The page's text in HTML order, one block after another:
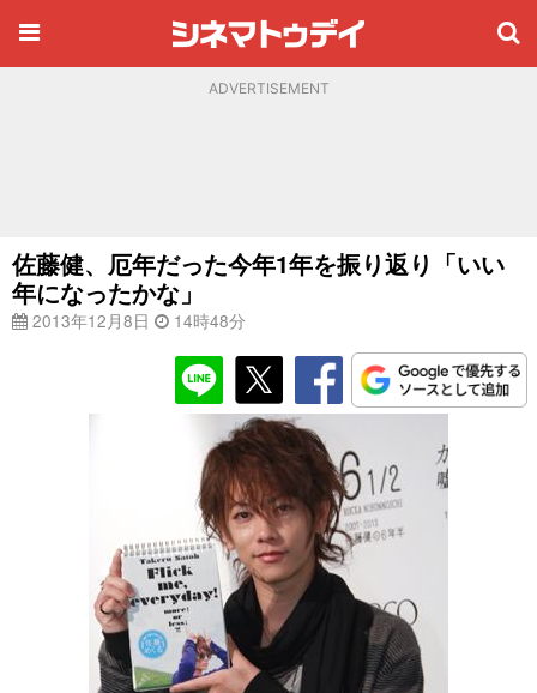
ADVERTISEMENT
佐藤健、厄年だった今年1年を振り返り「いい
年になったかな」
2013年12月8日 14時48分